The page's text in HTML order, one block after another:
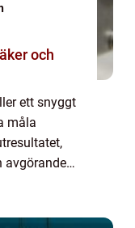
ett snyggt
måla
avgörande